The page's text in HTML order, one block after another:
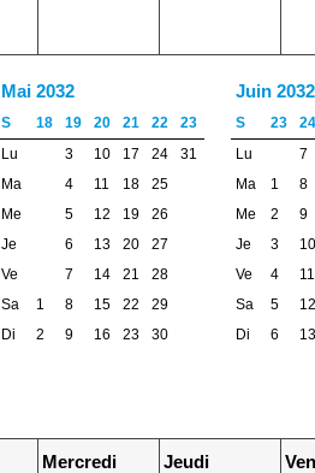
Mai 2032
S 18 19 20 21 22
23
Lu
3 10 17 24
31
Ma
4 11 18
25
Me
5 12 19
26
Je
6 13 20
27
Ve
7 14 21
28
Sa
1 8 15 22
29
Di
2 9 16 23 30
Juin 2032
S 23
24
Lu
7
Ma
1
8
Me
2
9
Je
3
10
Ve
4
11
Sa
5
12
Di
6 13
Mercredi Jeudi